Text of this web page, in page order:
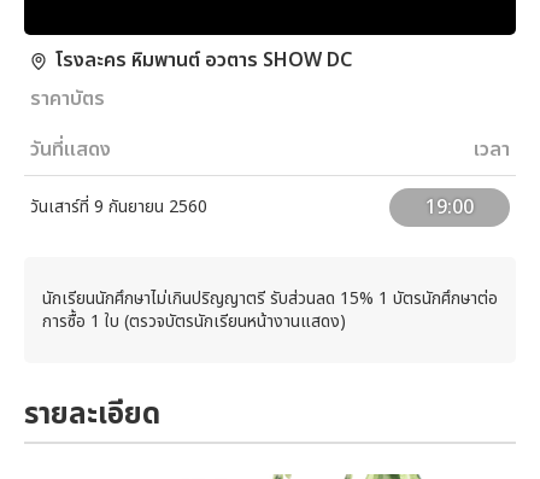
โรงละคร หิมพานต์ อวตาร SHOW DC
ราคาบัตร
วันที่แสดง
เวลา
วันเสาร์ที่ 9 กันยายน 2560 19:00
นักเรียนนักศึกษาไม่เกินปริญญาตรี รับส่วนลด 15% 1 บัตรนักศึกษาต่อ
การซื้อ 1 ใบ (ตรวจบัตรนักเรียนหน้างานแสดง)
รายละเอียด